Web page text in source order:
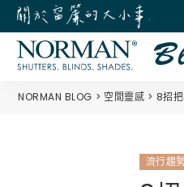
NORMAN BLOG 空間靈感 8招
流行趨